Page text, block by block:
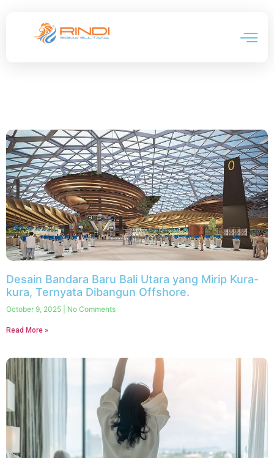
Desain Bandara Baru Bali Utara yang Mirip Kura-
kura, Ternyata Dibangun Offshore.
October 9, 2025 No Comments
Read More »